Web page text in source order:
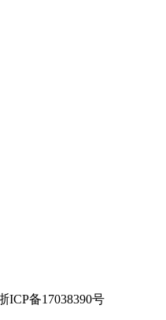
ICP备17038390号